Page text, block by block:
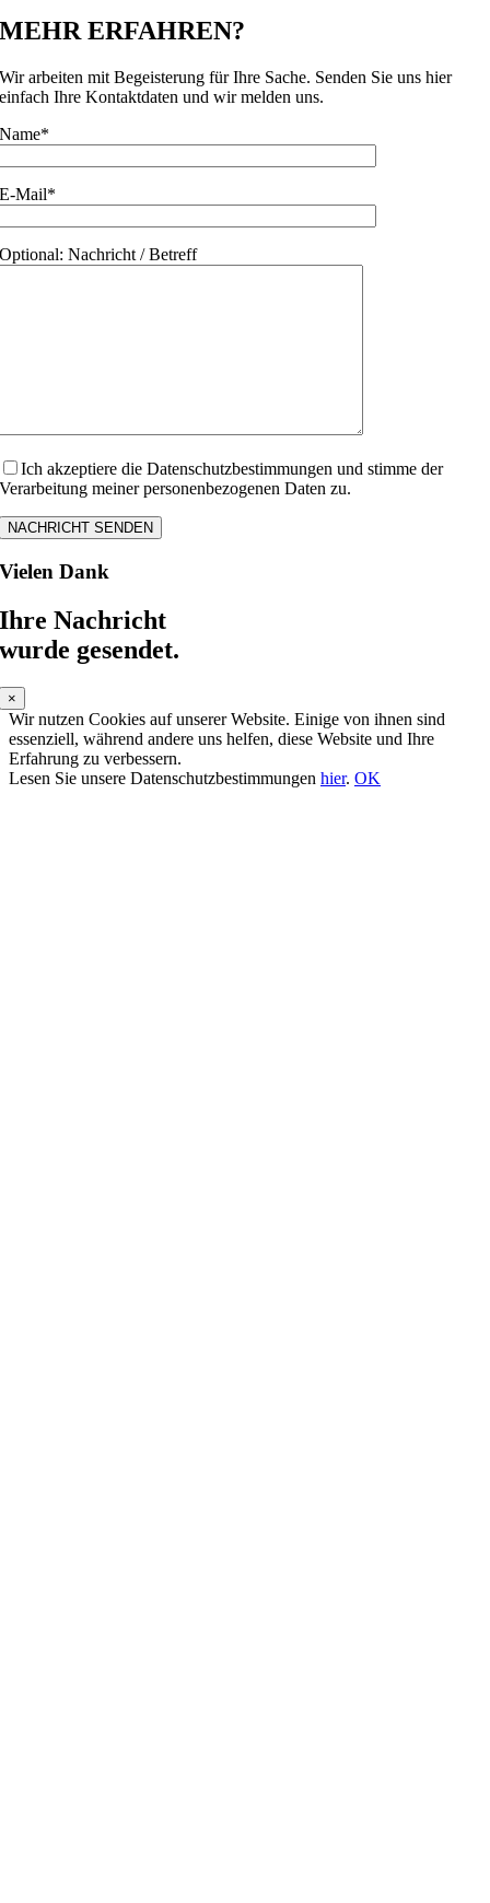
MEHR ERFAHREN?
Wir arbeiten mit Begeisterung für Ihre Sache. Senden Sie uns hier
einfach Ihre Kontaktdaten und wir melden uns.
Name*
E-Mail*
Optional: Nachricht / Betreff
Ich akzeptiere die Datenschutzbestimmungen und stimme der
Verarbeitung meiner personenbezogenen Daten zu.
Vielen Dank
Ihre Nachricht
wurde gesendet.
×
Wir nutzen Cookies auf unserer Website. Einige von ihnen sind
essenziell, während andere uns helfen, diese Website und Ihre
Erfahrung zu verbessern.
Lesen Sie unsere Datenschutzbestimmungen hier. OK